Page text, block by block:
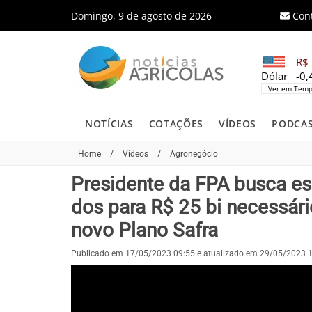
Domingo, 9 de agosto de 2026
-
Dólar
Ver em
NOTÍCIAS COTAÇÕES VÍDEOS
Home / Vídeos / Agronegócio
Presidente da FPA busca
dos para R$ 25 bi
novo Plano Safra
Publicado em 17/05/2023 09:55 e atualizado em 29/05/2023